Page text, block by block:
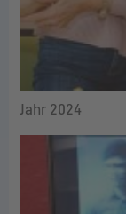
Jahr 2024